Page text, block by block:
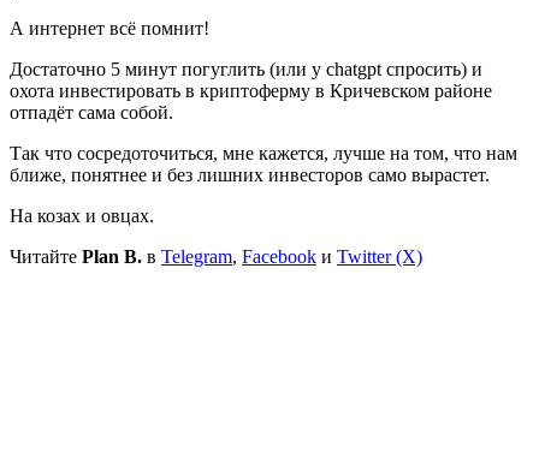
А интернет всё помнит!
Достаточно 5 минут погуглить (или у chatgpt спросить) и
охота инвестировать в криптоферму в Кричевском районе
отпадёт сама собой.
Так что сосредоточиться, мне кажется, лучше на том, что нам
ближе, понятнее и без лишних инвесторов само вырастет.
На козах и овцах.
Читайте Plan B. в Telegram, Facebook и Twitter (X)